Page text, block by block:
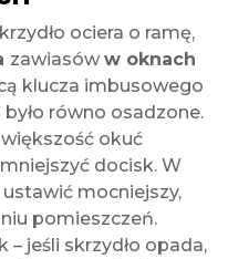
ociera o ramę,
zawiasów w oknach
klucza imbusowego
równo osadzone.
okuć
docisk. W
mocniejszy,
pomieszczeń.
jeśli skrzydło opada,